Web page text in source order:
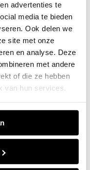
advertenties te
media te bieden
Ook delen we
site met onze
en analyse. Deze
met andere
of die ze hebben
van hun services.
has occurred while
consolefor more